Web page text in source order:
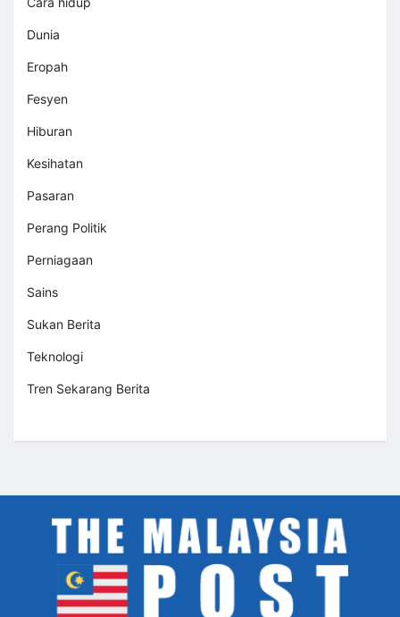
Dunia
Eropah
Fesyen
Hiburan
Kesihatan
Pasaran
Perang Politik
Perniagaan
Sains
Sukan Berita
Teknologi
Tren Sekarang Berita